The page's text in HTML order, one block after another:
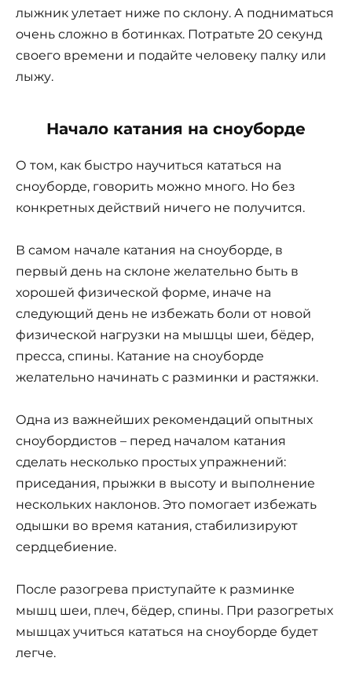
лыжник улетает ниже по склону. А подниматься
очень сложно в ботинках. Потратьте 20 секунд
своего времени и подайте человеку палку или
лыжу.
Начало катания на сноуборде
О том, как быстро научиться кататься на
сноуборде, говорить можно много. Но без
конкретных действий ничего не получится.
В самом начале катания на сноуборде, в
первый день на склоне желательно быть в
хорошей физической форме, иначе на
следующий день не избежать боли от новой
физической нагрузки на мышцы шеи, бёдер,
пресса, спины. Катание на сноуборде
желательно начинать с разминки и растяжки.
Одна из важнейших рекомендаций опытных
сноубордистов – перед началом катания
сделать несколько простых упражнений:
приседания, прыжки в высоту и выполнение
нескольких наклонов. Это помогает избежать
одышки во время катания, стабилизируют
сердцебиение.
После разогрева приступайте к разминке
мышц шеи, плеч, бёдер, спины. При разогретых
мышцах учиться кататься на сноуборде будет
легче.